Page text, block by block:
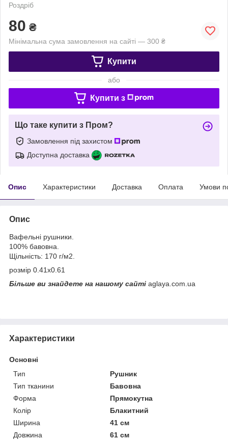
Роздріб
80 ₴
Мінімальна сума замовлення на сайті — 300 ₴
Купити
або
Купити з
Що таке купити з Пром?
Замовлення під захистом
Доступна доставка
Опис Характеристики Доставка Оплата Умови
Опис
Вафельні рушники.
100% бавовна.
Щільність: 170 г/м2.
розмір 0.41х0.61
Більше ви знайдете на нашому сайті aglaya.com.ua
Характеристики
Основні
Тип
Рушник
Тип тканини
Бавовна
Форма
Прямокутна
Колір
Блакитний
Ширина
41 см
Довжина
61 см